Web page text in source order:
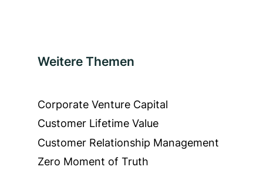
Weitere Themen
Corporate Venture Capital
Customer Lifetime Value
Customer Relationship Management
Zero Moment of Truth